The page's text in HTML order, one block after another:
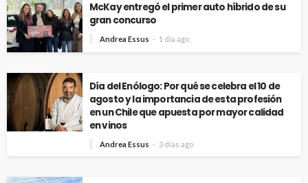
McKay entregó el primer auto híbrido de su
gran concurso
Andrea Essus 1 día ago
Día del Enólogo: Por qué se celebra el 10 de
agosto y la importancia de esta profesión
en un Chile que apuesta por mayor calidad
en vinos
Andrea Essus 3 días ago